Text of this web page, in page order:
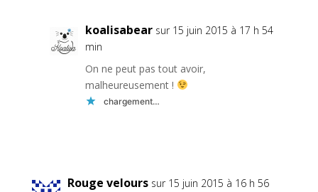
koalisabear sur 15 juin 2015 à 17 h 54
min
On ne peut pas tout avoir,
malheureusement !
chargement…
Rouge velours sur 15 juin 2015 à 16 h 56